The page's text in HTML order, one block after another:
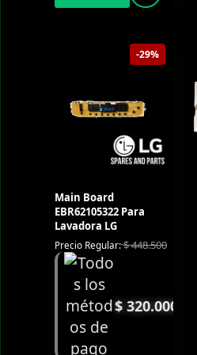
-29%
Main Board
EBR62105322 Para
Lavadora LG
Precio Regular:$448.500
$320.000